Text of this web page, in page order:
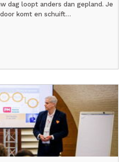
dag loopt anders dan gepland. Je
komt en schuift…